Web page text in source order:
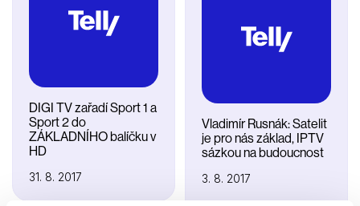
DIGI TV zařadí Sport 1 a
Sport 2 do
ZÁKLADNÍHO balíčku v
HD
31. 8. 2017
Vladimír Rusnák: Satelit
je pro nás základ, IPTV
sázkou na budoucnost
3. 8. 2017